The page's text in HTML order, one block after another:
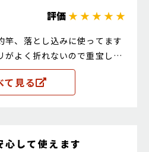
評価★ ★ ★ ★ ★
竿、落とし込みに使ってます
がよく折れないので重宝して
て見る
心して使えます